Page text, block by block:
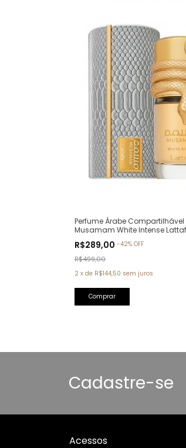
Perfume Árabe Compartilhável
Musamam White Intense
R$289,00 -42% OFF
R$499,00
2 x de R$144,50 sem juros
Cadastre-se
Acessos